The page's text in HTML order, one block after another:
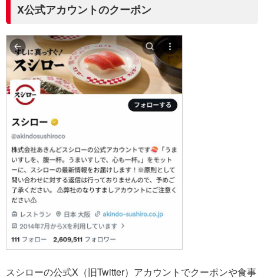
X公式アカウントのクーポン
スシローの公式X（旧Twitter）アカウントでクーポンや食事